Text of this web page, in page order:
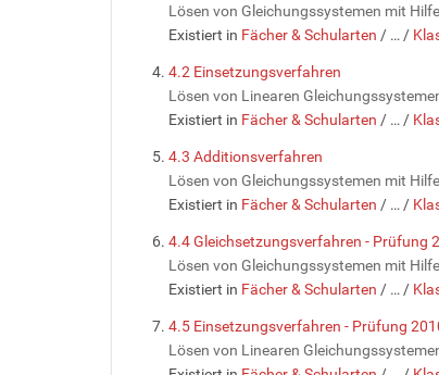
Lösen von Gleichungssystemen mit
Existiert in Fächer & Schularten / … /
4.2 Einsetzungsverfahren
Lösen von Linearen
Existiert in Fächer & Schularten / … /
4.3 Additionsverfahren
Lösen von Gleichungssystemen mit
Existiert in Fächer & Schularten / … /
4.4 Gleichsetzungsverfahren - Prüfung
Lösen von Gleichungssystemen mit
Existiert in Fächer & Schularten / … /
4.5 Einsetzungsverfahren - Prüfung
Lösen von Linearen